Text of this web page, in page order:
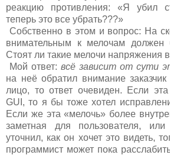
реакцию противления: «Я убил
теперь это все убрать???»
Собственно в этом и вопрос: На
внимательным к мелочам должен
Стоят ли такие мелочи напряжения
Мой ответ: всё зависит от сути
на неё обратил внимание
лицо, то ответ очевиден. Если эта
GUI, то я бы тоже хотел
Если же эта «мелочь» более
заметная для пользователя,
уточнил, как он хочет это видеть,
программист может пока